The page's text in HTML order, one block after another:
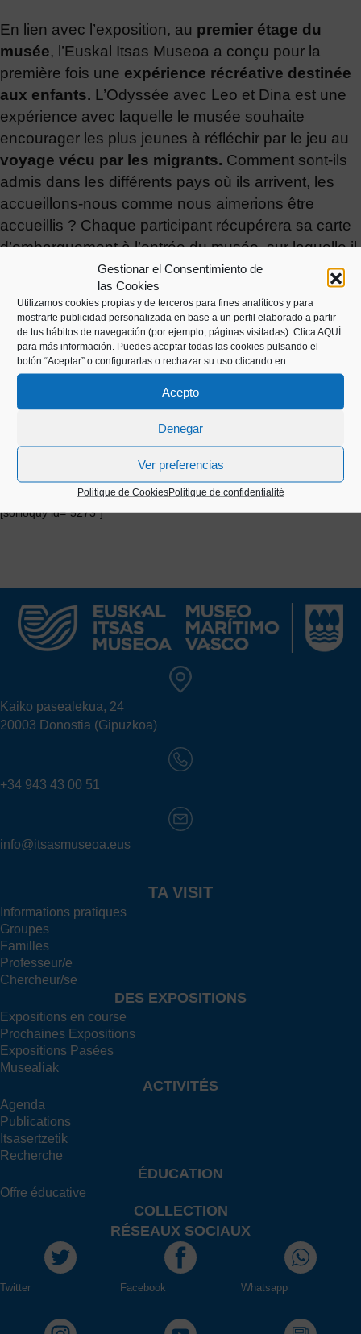
Gestionar el Consentimiento de
las Cookies
Utilizamos cookies propias y de terceros para fines analíticos y para
mostrarte publicidad personalizada en base a un perfil elaborado a partir
de tus hábitos de navegación (por ejemplo, páginas visitadas). Clica AQUÍ
para más información. Puedes aceptar todas las cookies pulsando el
botón “Aceptar” o configurarlas o rechazar su uso clicando en
Acepto
Denegar
Ver preferencias
Politique de CookiesPolitique de confidentialité
En lien avec l’exposition, au premier étage du
musée, l’Euskal Itsas Museoa a conçu pour la
première fois une expérience récréative destinée
aux enfants. L’Odyssée avec Leo et Dina est une
expérience avec laquelle le musée souhaite
encourager les plus jeunes à réfléchir par le jeu au
voyage vécu par les migrants. Comment sont-ils
admis dans les différents pays où ils arrivent, les
accueillons-nous comme nous aimerions être
accueillis ? Chaque participant récupérera sa carte
d’embarquement à l’entrée du musée sur laquelle il
trouvera les instructions et les étapes à suivre pour
avancer dans l'Odyssée. Leo et Dina guideront
chaque jeune visiteur dans cette aventure qui arrive
dans le Saint Sébastien de 2090, une ville sèche et
inhospitalière dont il est conseillé de s’éloigner. Et la
migration commence.
DOSSIER DE PRESSE
COMMUNIQUÉ DE PRESSE
[soliloquy id="5273"]
Kaiko pasealekua, 24
20003 Donostia (Gipuzkoa)
+34 943 43 00 51
info@itsasmuseoa.eus
TA VISIT
Informations pratiques
Groupes
Familles
Professeur/e
Chercheur/se
DES EXPOSITIONS
Expositions en course
Prochaines Expositions
Expositions Pasées
Musealiak
ACTIVITÉS
Agenda
Publications
Itsasertzetik
Recherche
ÉDUCATION
Offre éducative
COLLECTION
RÉSEAUX SOCIAUX
Twitter Facebook Whatsapp